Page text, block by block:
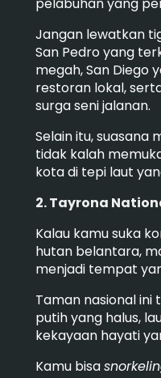
Jangan lewatkan
San Pedro yang
megah, San Diego
restoran lokal,
surga seni jalanan.
Selain itu, suasana
tidak kalah
kota di tepi laut
2. Tayrona
Kalau kamu suka
hutan belantara,
menjadi tempat
Taman nasional ini
putih yang halus,
kekayaan hayati
Kamu bisa